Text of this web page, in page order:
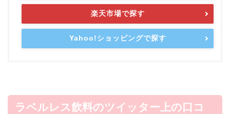
楽天市場で探す
Yahoo!ショッピングで探す
ラベルレス飲料のツイッター上の口コ